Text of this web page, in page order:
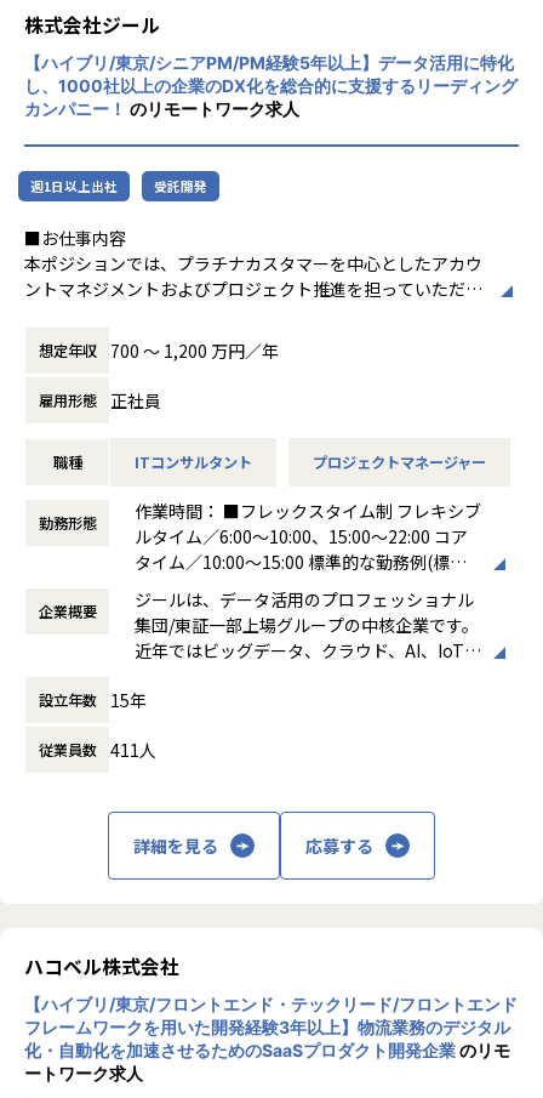
ズに応えるため、私たちは「プロフェッショ
ナルサービスの大衆化」をミッションとして
掲げております。高い専門性を持った技術
力、深い経験から得られた多様性のある高度
な分析力をハイクオリティ＆ローコストで提
供することで、企業の競争優位確保に貢献す
ることを私たちは使命としております。
造」を掲げて、理想企業の創造に向け、「社
員全員が燃える会社」を目指しています。理
展する企業です。そして、社員全員が燃え続
ます。お客様に対する長期的な貢献を果たす
株式会社ジール
【ハイブリ/東京/シニアPM/PM経験5年以上】データ活用に特化
し、1000社以上の企業のDX化を総合的に支援するリーディング
カンパニー！ のリモートワーク求人
週1日以上出社 受託開発
■お仕事内容
本ポジションでは、プラチナカスタマーを中心としたアカウ
ントマネジメントおよびプロジェクト推進を担っていただき
-担当顧客に対するアカウントプランの策定・実行
-顧客の経営・事業課題を踏まえた中長期ロードマップの
共同策定
-営業部門と連携した提案活動および受注に向けたアクシ
-ステアリングコミッティの設計・運営（経営層との合意
-顧客との関係構築およびリレーション強化
-社内外ステークホルダーとの調整・ファシリテーション
※データ領域については、専門的な開発スキルは必須では
なく、顧客折衝の場においてコミュニケーションが取れるレ
ベルで問題ありません。
■担当頂きたいミッション
ス機会を創出する
・アカウントプランを策定し、営業と連携して提案〜受注ま
・ステアリングコミッティを通じた意思決定支援・関係強化
・顧客と「共に事業を創る」経験ができる
-単発案件ではなく、中長期視点で顧客のビジネス成長に
関与できます。
・大手企業の意思決定層と直接対峙できる
-ステアリングコミッティ等を通じ、経営層との議論・合
想定年収 700 〜 1,200 万円／年
雇用形態 正社員
職種 ITコンサルタント プロジェクトマネージャー
勤務形態
作業時間： ■フレックスタイム制 フレキシブ
ルタイム／6:00～10:00、15:00～22:00 コア
タイム／10:00～15:00 標準的な勤務例(標準
労働時間)／9:00～18:00
働き方：フレックス制（コアタイムあり）
時間外労働の有無： 有（月平均19時間）
休憩時間： 60分
企業概要
ジールは、データ活用のプロフェッショナル
集団/東証一部上場グループの中核企業です。
近年ではビッグデータ、クラウド、AI、IoTを
する立場にスコープを拡張しています。
顧客の大半は大手企業となっており、30年以
■Mission：専門性と技術力、高度な分析ノ
ズに応えるため、私たちは「プロフェッショ
ナルサービスの大衆化」をミッションとして
掲げております。高い専門性を持った技術
力、深い経験から得られた多様性のある高度
な分析力をハイクオリティ＆ローコストで提
供することで、企業の競争優位確保に貢献す
設立年数 15年
従業員数 411人
詳細を見る 応募する
ハコベル株式会社
【ハイブリ/東京/フロントエンド・テックリード/フロントエンド
フレームワークを用いた開発経験3年以上】物流業務のデジタル
化・自動化を加速させるためのSaaSプロダクト開発企業のリモ
ートワーク求人